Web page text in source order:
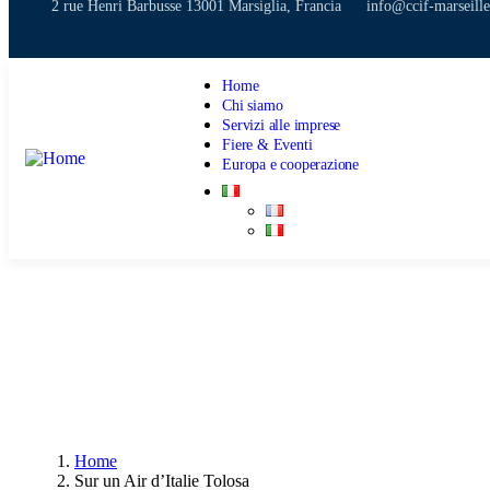
2 rue Henri Barbusse 13001 Marsiglia, Francia info@ccif-
Home
Chi siamo
Servizi alle imprese
Fiere & Eventi
Europa e cooperazione
Home
Sur un Air d’Italie Tolosa